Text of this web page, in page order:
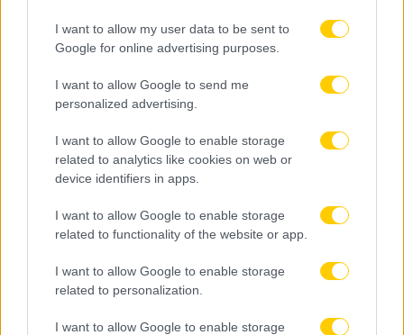
I want to allow my user data to be sent to
Google for online advertising purposes.
I want to allow Google to send me
personalized advertising.
I want to allow Google to enable storage
related to analytics like cookies on web or
device identifiers in apps.
I want to allow Google to enable storage
related to functionality of the website or app.
I want to allow Google to enable storage
related to personalization.
I want to allow Google to enable storage
Βασίζουμε πολλά σε εσένα» (VIDEO)